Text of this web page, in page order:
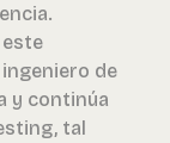
de
y continúa
tal